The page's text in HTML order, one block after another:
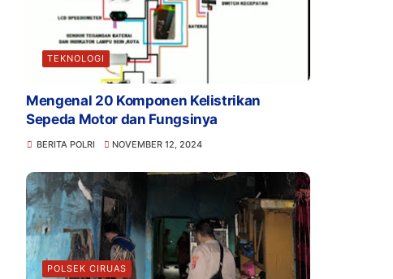
TEKNOLOGI
Mengenal 20 Komponen Kelistrikan
Sepeda Motor dan Fungsinya
BERITA POLRI NOVEMBER 12, 2024
POLSEK CIRUAS